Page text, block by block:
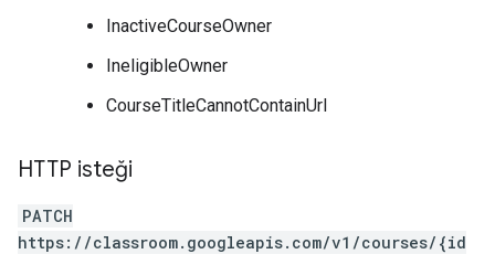
InactiveCourseOwner
IneligibleOwner
CourseTitleCannotContainUrl
HTTP isteği
PATCH
https://classroom.googleapis.com/v1/courses/{id